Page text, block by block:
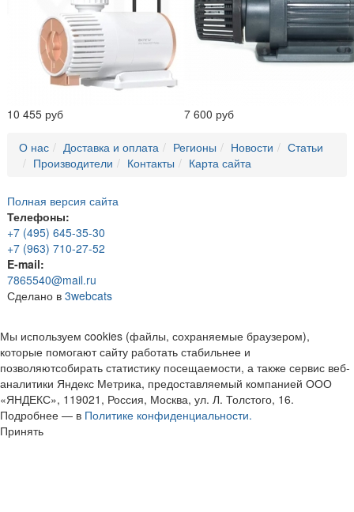
10 455 руб 7 600 руб
О нас Доставка и оплата Регионы Новости
Статьи
Производители
Контакты Карта сайта
Полная версия сайта
Телефоны:
+7 (495) 645-35-30
+7 (963) 710-27-52
E-mail:
7865540@mail.ru
Сделано в 3webcats
Мы используем cookies (файлы, сохраняемые браузером),
которые помогают сайту работать стабильнее и
позволяютсобирать статистику посещаемости, а также сервис веб-
аналитики Яндекс Метрика, предоставляемый компанией ООО
«ЯНДЕКС», 119021, Россия, Москва, ул. Л. Толстого, 16.
Подробнее — в Политике конфиденциальности.
Принять